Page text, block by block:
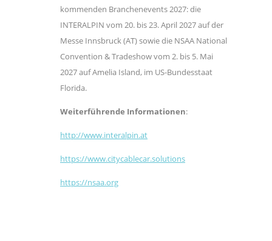
kommenden Branchenevents 2027: die
INTERALPIN vom 20. bis 23. April 2027 auf der
Messe Innsbruck (AT) sowie die NSAA National
Convention & Tradeshow vom 2. bis 5. Mai
2027 auf Amelia Island, im US-Bundesstaat
Florida.
Weiterführende Informationen:
http://www.interalpin.at
https://www.citycablecar.solutions
https://nsaa.org